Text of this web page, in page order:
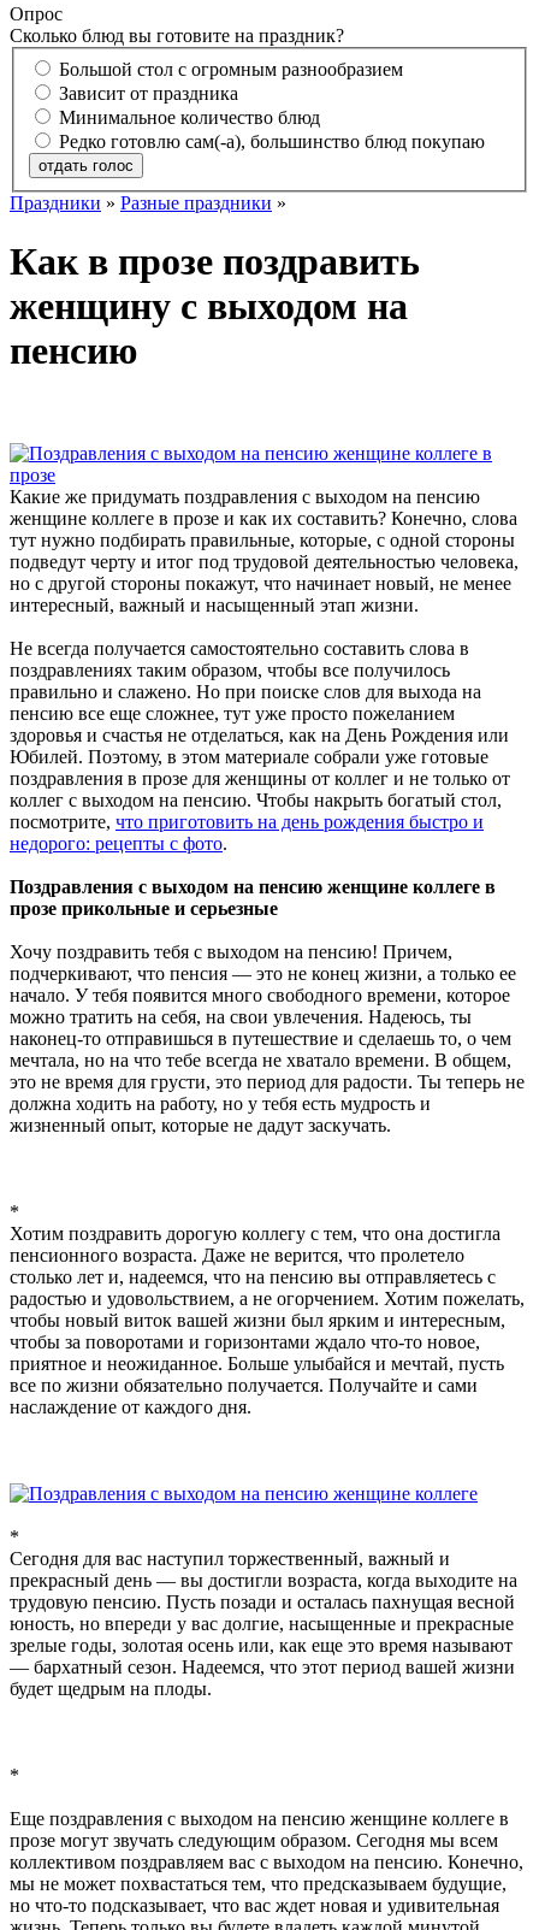
Опрос
Сколько блюд вы готовите на праздник?
Большой стол с огромным разнообразием
Зависит от праздника
Минимальное количество блюд
Редко готовлю сам(-а), большинство блюд покупаю
отдать голос
Праздники » Разные праздники »
Как в прозе поздравить
женщину с выходом на
пенсию
Какие же придумать поздравления с выходом на пенсию
женщине коллеге в прозе и как их составить? Конечно, слова
тут нужно подбирать правильные, которые, с одной стороны
подведут черту и итог под трудовой деятельностью человека,
но с другой стороны покажут, что начинает новый, не менее
интересный, важный и насыщенный этап жизни.
Не всегда получается самостоятельно составить слова в
поздравлениях таким образом, чтобы все получилось
правильно и слажено. Но при поиске слов для выхода на
пенсию все еще сложнее, тут уже просто пожеланием
здоровья и счастья не отделаться, как на День Рождения или
Юбилей. Поэтому, в этом материале собрали уже готовые
поздравления в прозе для женщины от коллег и не только от
коллег с выходом на пенсию. Чтобы накрыть богатый стол,
посмотрите, что приготовить на день рождения быстро и
недорого: рецепты с фото.
Поздравления с выходом на пенсию женщине коллеге в
прозе прикольные и серьезные
Хочу поздравить тебя с выходом на пенсию! Причем,
подчеркивают, что пенсия — это не конец жизни, а только ее
начало. У тебя появится много свободного времени, которое
можно тратить на себя, на свои увлечения. Надеюсь, ты
наконец-то отправишься в путешествие и сделаешь то, о чем
мечтала, но на что тебе всегда не хватало времени. В общем,
это не время для грусти, это период для радости. Ты теперь не
должна ходить на работу, но у тебя есть мудрость и
жизненный опыт, которые не дадут заскучать.
*
Хотим поздравить дорогую коллегу с тем, что она достигла
пенсионного возраста. Даже не верится, что пролетело
столько лет и, надеемся, что на пенсию вы отправляетесь с
радостью и удовольствием, а не огорчением. Хотим пожелать,
чтобы новый виток вашей жизни был ярким и интересным,
чтобы за поворотами и горизонтами ждало что-то новое,
приятное и неожиданное. Больше улыбайся и мечтай, пусть
все по жизни обязательно получается. Получайте и сами
наслаждение от каждого дня.
*
Сегодня для вас наступил торжественный, важный и
прекрасный день — вы достигли возраста, когда выходите на
трудовую пенсию. Пусть позади и осталась пахнущая весной
юность, но впереди у вас долгие, насыщенные и прекрасные
зрелые годы, золотая осень или, как еще это время называют
— бархатный сезон. Надеемся, что этот период вашей жизни
будет щедрым на плоды.
*
Еще поздравления с выходом на пенсию женщине коллеге в
прозе могут звучать следующим образом. Сегодня мы всем
коллективом поздравляем вас с выходом на пенсию. Конечно,
мы не может похвастаться тем, что предсказываем будущие,
но что-то подсказывает, что вас ждет новая и удивительная